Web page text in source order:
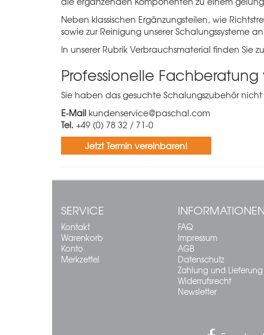
Neben klassischen Ergänzungsteilen, wie
sowie zur Reinigung unserer Schalungssysteme
In unserer Rubrik Verbrauchsmaterial finden Sie
Professionelle
Sie haben das gesuchte Schalungszubehör
E-Mail kundenservice@paschal.com
Tel. +49 (0) 78 32 / 71-0
Jetzt Termin vereinbaren!
SERVICE
Kontakt
Warenkorb
Konto
Merkzettel
INFORMATIONEN
FAQ
Impressum
AGB
Datenschutz
Zahlung und Lieferung
Widerrufsrecht
Newsletter